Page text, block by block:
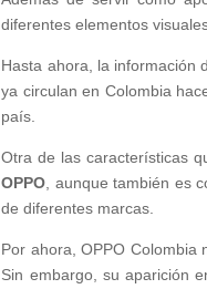
diferentes elementos
Hasta ahora, la información
ya circulan en Colombia
país.
Otra de las características
OPPO , aunque también es
de diferentes marcas.
Por ahora, OPPO Colombia
Sin embargo, su aparición